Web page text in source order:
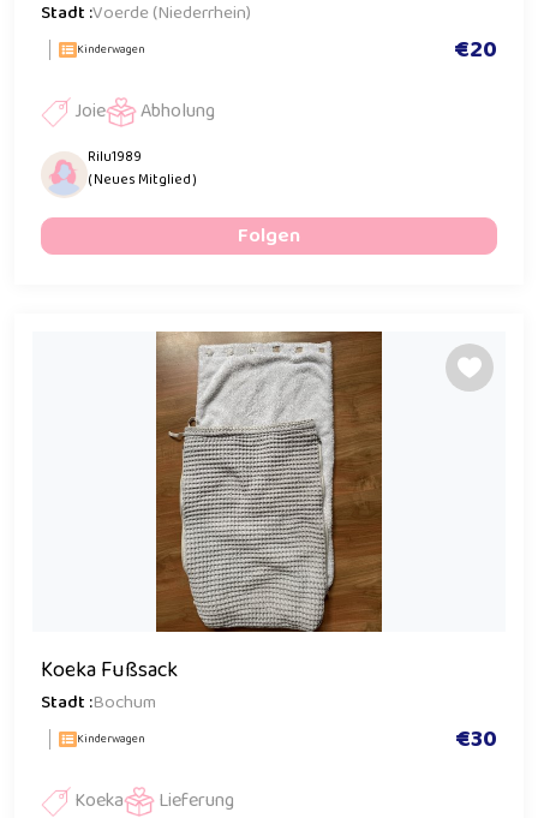
Stadt :Voerde (Niederrhein)
Kinderwagen €20
Joie Abholung
Rilu1989
( Neues Mitglied )
Folgen
Koeka Fußsack
Stadt :Bochum
Kinderwagen €30
Koeka Lieferung